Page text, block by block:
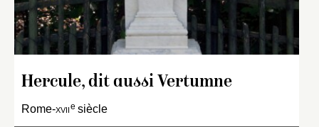
Hercule, dit aussi Vertumne
Rome-xviie siècle